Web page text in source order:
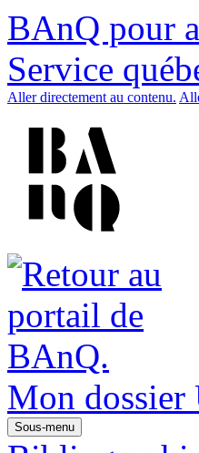
BAnQ pour
Service
Aller directement au contenu.
Mon dossier
Sous-menu